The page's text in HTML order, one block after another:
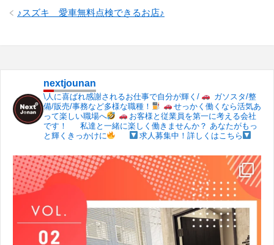
♪スズキ 愛車無料点検できるお店♪
nextjounan
\人に喜ばれ感謝されるお仕事で自分が輝く/
ガソスタ/整
備/販売/事務など多様な職種！
せっかく働くなら活気あ
って楽しい職場へ
お客様と従業員を第一に考える会社
です！
私達と一緒に楽しく働きませんか？ あなたがもっ
と輝くきっかけに
求人募集中！詳しくはこちら